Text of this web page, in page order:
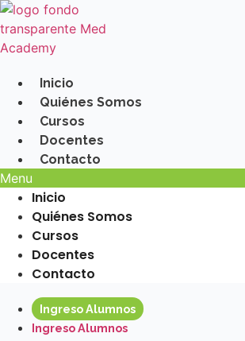
Ir
al
contenido
Inicio
Quiénes Somos
Cursos
Docentes
Contacto
Menu
Inicio
Quiénes Somos
Cursos
Docentes
Contacto
Ingreso Alumnos
Ingreso Alumnos